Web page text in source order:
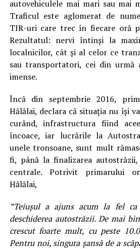
autovehiculele mai mari sau mai
Traficul este aglomerat de
TIR-uri care trec în fiecare oră
Rezultatul: nervi întinşi la
localnicilor, cât și al celor ce
sau transportatori, cei din urmă
imense.
Încă din septembrie 2016,
Hălălai, declara că situaţia nu își
curând, infrastructura fiind
încoace, iar lucrările la
unele tronsoane, sunt mult
fi, până la finalizarea autostrăzii,
centrale. Potrivit primarului
Hălălai,
”Teiușul a ajuns acum la fel
deschiderea autostrăzii. De mai
crescut foarte mult, cu peste
Pentru noi, singura șansă de a